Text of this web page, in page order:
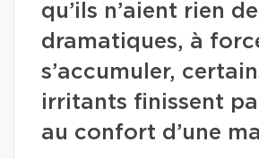
qu’ils n’aient rien de
dramatiques, à
s’accumuler,
irritants finissent
au confort d’une